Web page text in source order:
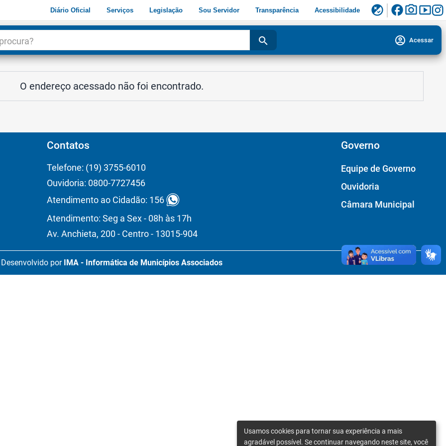
Diário Oficial Serviços Legislação Sou Servidor Transparência Acessibilidade flaky facebookphoto_camerasmart_display
search account_circle Acessar
O endereço acessado não foi encontrado.
Contatos
Telefone: (19) 3755-6010
Ouvidoria: 0800-7727456
Atendimento ao Cidadão: 156
Atendimento: Seg a Sex - 08h às 17h
Av. Anchieta, 200 - Centro - 13015-904
Governo
Equipe de Governo
Ouvidoria
Câmara Municipal
Desenvolvido por IMA - Informática de Municípios Associados
Usamos cookies para tornar sua experiência a mais
agradável possível. Se continuar navegando neste site, você